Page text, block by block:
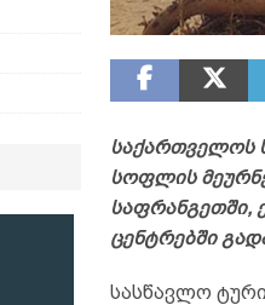
საქართველოს
სოფლის
საფრანგეთში,
ცენტრებში
სასწავლო ტური